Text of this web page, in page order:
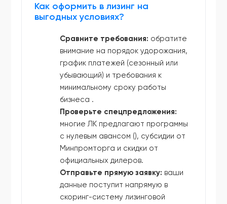
Как оформить в лизинг на
выгодных условиях?
Сравните требования: обратите
внимание на порядок удорожания,
график платежей (сезонный или
убывающий) и требования к
минимальному сроку работы
бизнеса .
Проверьте спецпредложения:
многие ЛК предлагают программы
с нулевым авансом (), субсидии от
Минпромторга и скидки от
официальных дилеров.
Отправьте прямую заявку: ваши
данные поступит напрямую в
скоринг-систему лизинговой